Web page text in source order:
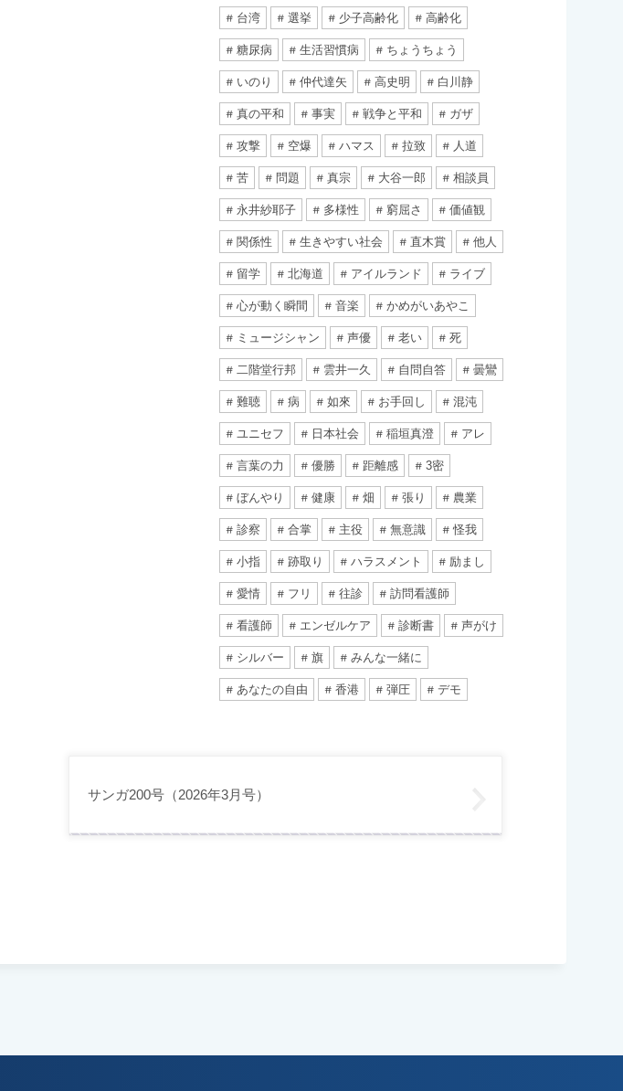
台湾 選挙 少子高齢化 高齢化
糖尿病 生活習慣病 ちょうちょう
いのり 仲代達矢 高史明 白川静
真の平和 事実 戦争と平和 ガザ
攻撃 空爆 ハマス 拉致 人道
苦 問題 真宗 大谷一郎 相談員
永井紗耶子 多様性 窮屈さ 価値観
関係性 生きやすい社会 直木賞 他人
留学 北海道 アイルランド ライブ
心が動く瞬間 音楽 かめがいあやこ
ミュージシャン 声優 老い 死
二階堂行邦 雲井一久 自問自答 曇鸞
難聴 病 如來 お手回し 混沌
ユニセフ 日本社会 稲垣真澄 アレ
言葉の力 優勝 距離感 3密
ぼんやり 健康 畑 張り 農業
診察 合掌 主役 無意識 怪我
小指 跡取り ハラスメント 励まし
愛情 フリ 往診 訪問看護師
看護師 エンゼルケア 診断書 声がけ
シルバー 旗 みんな一緒に
あなたの自由 香港 弾圧 デモ
サンガ200号（2026年3月号）